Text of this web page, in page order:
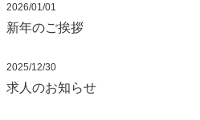
2026/01/01
新年のご挨拶
2025/12/30
求人のお知らせ